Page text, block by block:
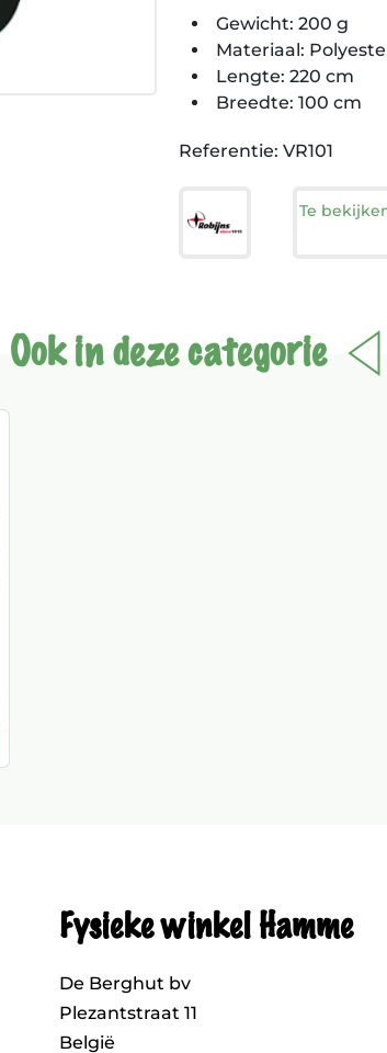
Gewicht: 200 g
Materiaal:
Lengte: 220 cm
Breedte: 100 cm
Referentie: VR101
Te
Ook in deze categorie
Fysieke winkel Hamme
De Berghut bv
Plezantstraat 11
België